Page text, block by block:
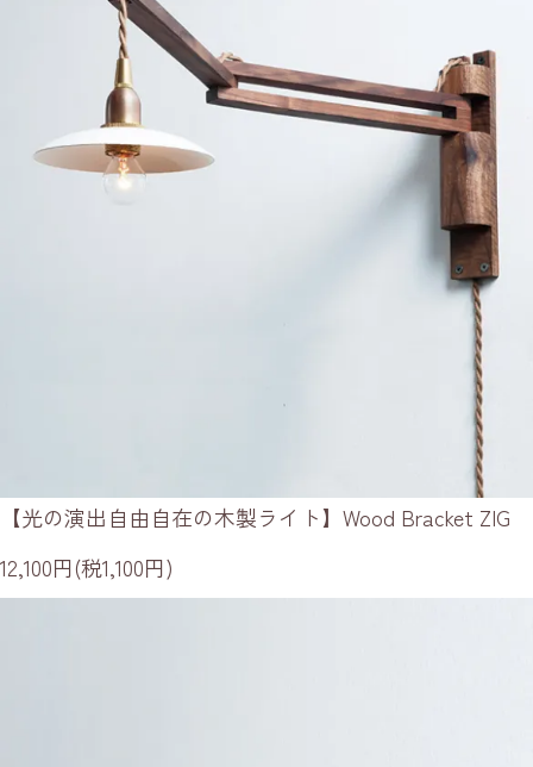
【光の演出自由自在の木製ライト】Wood Bracket ZIG
12,100円(税1,100円)